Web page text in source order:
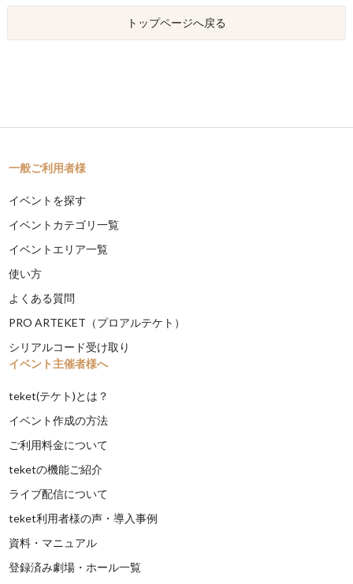
トップページへ戻る
一般ご利用者様
イベントを探す
イベントカテゴリ一覧
イベントエリア一覧
使い方
よくある質問
PRO ARTEKET（プロアルテケト）
シリアルコード受け取り
イベント主催者様へ
teket(テケト)とは？
イベント作成の方法
ご利用料金について
teketの機能ご紹介
ライブ配信について
teket利用者様の声・導入事例
資料・マニュアル
登録済み劇場・ホール一覧